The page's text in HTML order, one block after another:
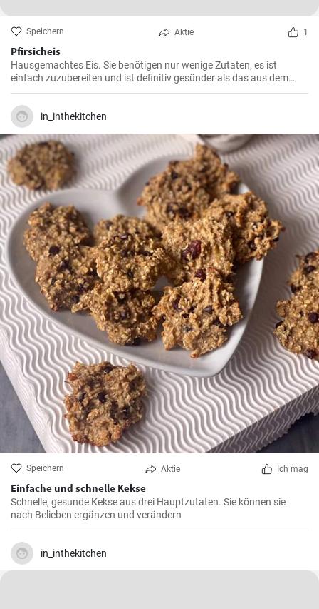
Speichern Aktie 1
Pfirsicheis
Hausgemachtes Eis. Sie benötigen nur wenige Zutaten, es ist
einfach zuzubereiten und ist definitiv gesünder als das aus dem
Laden.
in_inthekitchen
Speichern Aktie Ich mag
Einfache und schnelle Kekse
Schnelle, gesunde Kekse aus drei Hauptzutaten. Sie können sie
nach Belieben ergänzen und verändern
in_inthekitchen